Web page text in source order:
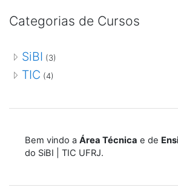
Categorias de Cursos
SiBI (3)
TIC (4)
Bem vindo a Área Técnica e de
do SiBI | TIC UFRJ.